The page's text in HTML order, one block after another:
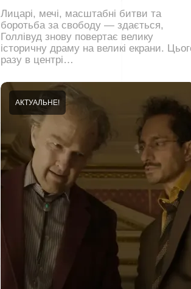
Лицарі, мечі, масштабні битви та
боротьба за свободу — здається,
Голлівуд знову повертає велику
історичну драму на великі екрани.
разу в центрі…
АКТУАЛЬНЕ!